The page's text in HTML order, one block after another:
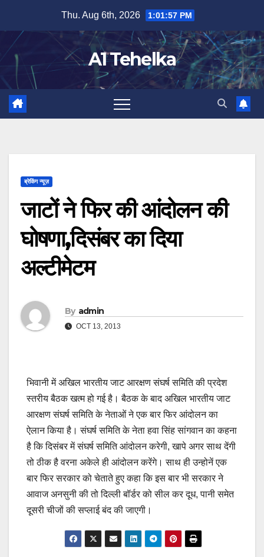
content
Thu. Aug 6th, 2026 1:01:57 PM
A1 Tehelka
ब्रेकिंग न्यूज़
जाटों ने फिर की आंदोलन की
घोषणा,दिसंबर का दिया
अल्टीमेटम
By admin
OCT 13, 2013
भिवानी में अखिल भारतीय जाट आरक्षण संघर्ष समिति की प्रदेश
स्तरीय बैठक खत्म हो गई है। बैठक के बाद अखिल भारतीय जाट
आरक्षण संघर्ष समिति के नेताओं ने एक बार फिर आंदोलन का
ऐलान किया है। संघर्ष समिति के नेता हवा सिंह सांगवान का कहना
है कि दिसंबर में संघर्ष समिति आंदोलन करेगी, खापे अगर साथ देंगी
तो ठीक है वरना अकेले ही आंदोलन करेंगे। साथ ही उन्होनें एक
बार फिर सरकार को चेताते हुए कहा कि इस बार भी सरकार ने
आवाज अनसुनी की तो दिल्ली बॉर्डर को सील कर दूध, पानी समेत
दूसरी चीजों की सप्लाई बंद की जाएगी।